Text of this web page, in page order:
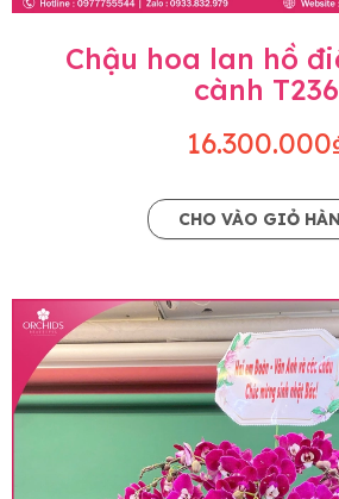
Chậu hoa lan hồ
cành T236
CHO VÀO GIỎ